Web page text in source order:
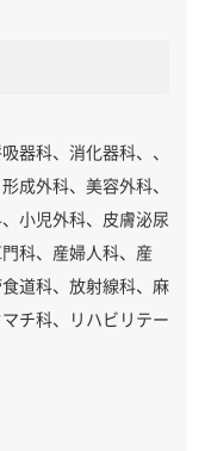
器科、消化器科、、
成外科、美容外科、
小児外科、皮膚泌尿
科、産婦人科、産
道科、放射線科、麻
チ科、リハビリテー